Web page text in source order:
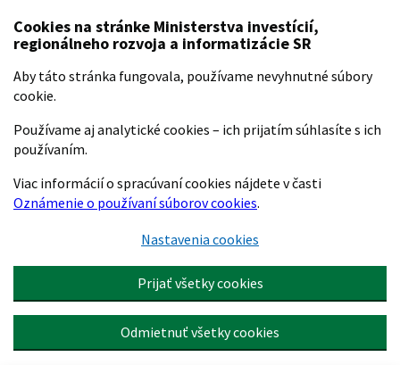
Preskočiť na hlavný obsah
Cookies na stránke Ministerstva investícií,
regionálneho rozvoja a informatizácie SR
Aby táto stránka fungovala, používame nevyhnutné súbory
cookie.
Používame aj analytické cookies – ich prijatím súhlasíte s ich
používaním.
Viac informácií o spracúvaní cookies nájdete v časti
Oznámenie o používaní súborov cookies.
Nastavenia cookies
Prijať všetky cookies
Odmietnuť všetky cookies